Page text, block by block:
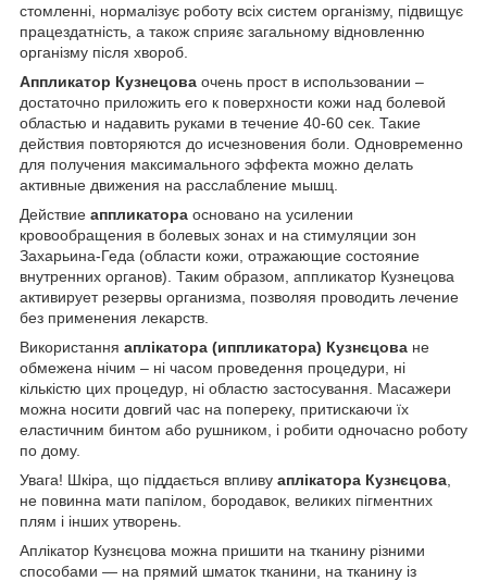
стомленні, нормалізує роботу всіх систем організму, підвищує
працездатність, а також сприяє загальному відновленню
організму після хвороб.
Аппликатор Кузнецова очень прост в использовании –
достаточно приложить его к поверхности кожи над болевой
областью и надавить руками в течение 40-60 сек. Такие
действия повторяются до исчезновения боли. Одновременно
для получения максимального эффекта можно делать
активные движения на расслабление мышц.
Действие аппликатора основано на усилении
кровообращения в болевых зонах и на стимуляции зон
Захарьина-Геда (области кожи, отражающие состояние
внутренних органов). Таким образом, аппликатор Кузнецова
активирует резервы организма, позволяя проводить лечение
без применения лекарств.
Використання аплікатора (иппликатора) Кузнєцова не
обмежена нічим – ні часом проведення процедури, ні
кількістю цих процедур, ні областю застосування. Масажери
можна носити довгий час на попереку, притискаючи їх
еластичним бинтом або рушником, і робити одночасно роботу
по дому.
Увага! Шкіра, що піддається впливу аплікатора Кузнєцова
не повинна мати папілом, бородавок, великих пігментних
плям і інших утворень.
Аплікатор Кузнєцова можна пришити на тканину різними
способами ― на прямий шматок тканини, на тканину із